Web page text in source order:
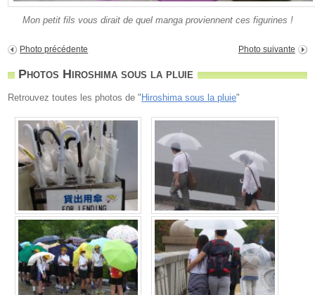
Mon petit fils vous dirait de quel manga proviennent ces figurines !
Photo précédente Photo suivante
Photos Hiroshima sous la pluie
Retrouvez toutes les photos de " Hiroshima sous la pluie"